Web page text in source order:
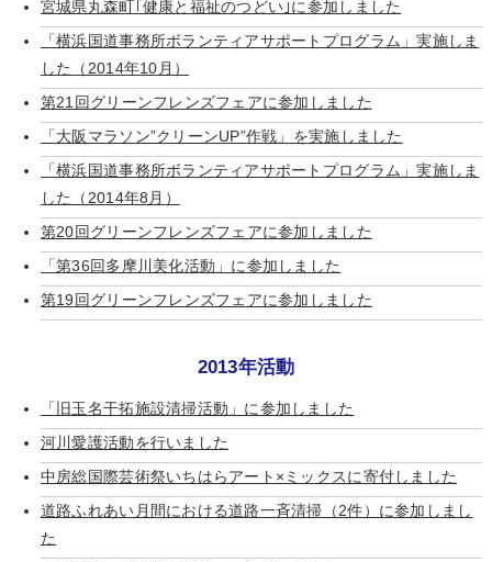
宮城県丸森町｢健康と福祉のつどい｣に参加しました
「横浜国道事務所ボランティアサポートプログラム」実施しま
した（2014年10月）
第21回グリーンフレンズフェアに参加しました
「大阪マラソン”クリーンUP”作戦」を実施しました
「横浜国道事務所ボランティアサポートプログラム」実施しま
した（2014年8月）
第20回グリーンフレンズフェアに参加しました
「第36回多摩川美化活動」に参加しました
第19回グリーンフレンズフェアに参加しました
2013年活動
「旧玉名干拓施設清掃活動」に参加しました
河川愛護活動を行いました
中房総国際芸術祭いちはらアート×ミックスに寄付しました
道路ふれあい月間における道路一斉清掃（2件）に参加しまし
た